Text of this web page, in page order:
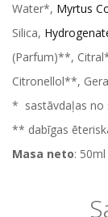
Water*, Myrtus
Silica,
(Parfum)**,
Citronellol**,
* sastāvdaļas no
** dabīgas
Masa neto: 50ml